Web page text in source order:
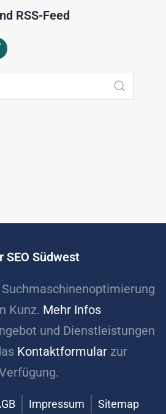
RSS-Feed
SEO Südwest
Suchmaschinenoptimierung
Kunz. Mehr Infos
und Dienstleistungen
Kontaktformular zur
Impressum Sitemap